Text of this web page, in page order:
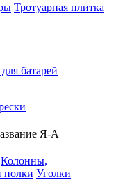
Тротуарная плитка
батарей
Я-А
Колонны,
полки Уголки